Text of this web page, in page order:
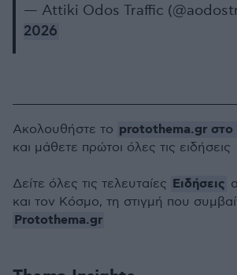
— Attiki Odos Traffic
2026
Ακολουθήστε το protothema.gr στο
και μάθετε πρώτοι όλες τις ειδήσεις
Δείτε όλες τις τελευταίες Ειδήσεις
και τον Κόσμο, τη στιγμή που
Protothema.gr